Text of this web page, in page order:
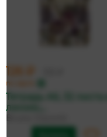
126 ₽
по карте
Тетрадь А6, 32 листа в
линию,...